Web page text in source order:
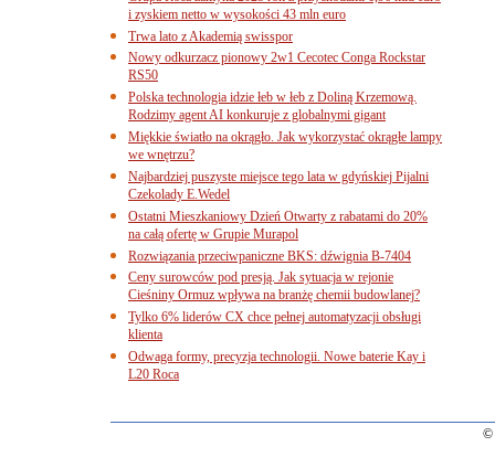
i zyskiem netto w wysokości 43 mln euro
Trwa lato z Akademią swisspor
Nowy odkurzacz pionowy 2w1 Cecotec Conga Rockstar
RS50
Polska technologia idzie łeb w łeb z Doliną Krzemową.
Rodzimy agent AI konkuruje z globalnymi gigant
Miękkie światło na okrągło. Jak wykorzystać okrągłe lampy
we wnętrzu?
Najbardziej puszyste miejsce tego lata w gdyńskiej Pijalni
Czekolady E.Wedel
Ostatni Mieszkaniowy Dzień Otwarty z rabatami do 20%
na całą ofertę w Grupie Murapol
Rozwiązania przeciwpaniczne BKS: dźwignia B-7404
Ceny surowców pod presją. Jak sytuacja w rejonie
Cieśniny Ormuz wpływa na branżę chemii budowlanej?
Tylko 6% liderów CX chce pełnej automatyzacji obsługi
klienta
Odwaga formy, precyzja technologii. Nowe baterie Kay i
L20 Roca
©